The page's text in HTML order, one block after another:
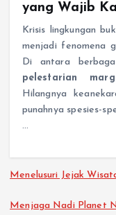
yang Wajib
Krisis lingkungan
menjadi fenomena
Di antara
pelestarian
Hilangnya
punahnya spesies-
…
Menelusuri Jejak
Menjaga Nadi Planet